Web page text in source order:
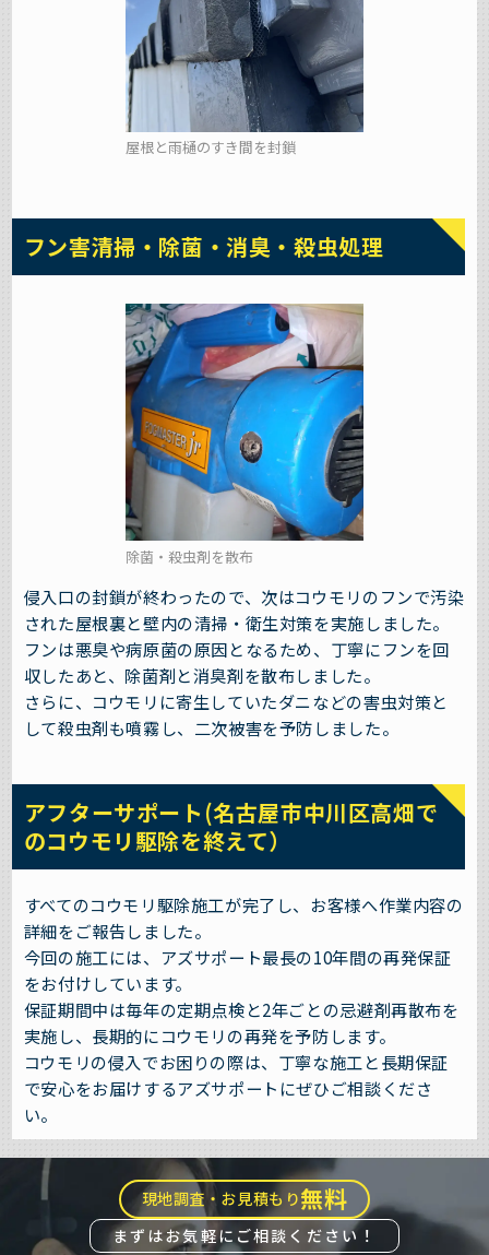
屋根と雨樋のすき間を封鎖
フン害清掃・除菌・消臭・殺虫処理
除菌・殺虫剤を散布
侵入口の封鎖が終わったので、次はコウモリのフンで汚染
された屋根裏と壁内の清掃・衛生対策を実施しました。
フンは悪臭や病原菌の原因となるため、丁寧にフンを回
収したあと、除菌剤と消臭剤を散布しました。
さらに、コウモリに寄生していたダニなどの害虫対策と
して殺虫剤も噴霧し、二次被害を予防しました。
アフターサポート(名古屋市中川区高畑で
のコウモリ駆除を終えて）
すべてのコウモリ駆除施工が完了し、お客様へ作業内容の
詳細をご報告しました。
今回の施工には、アズサポート最長の10年間の再発保証
をお付けしています。
保証期間中は毎年の定期点検と2年ごとの忌避剤再散布を
実施し、長期的にコウモリの再発を予防します。
コウモリの侵入でお困りの際は、丁寧な施工と長期保証
で安心をお届けするアズサポートにぜひご相談くださ
い。
現地調査・お見積もり無料
まずはお気軽にご相談ください！